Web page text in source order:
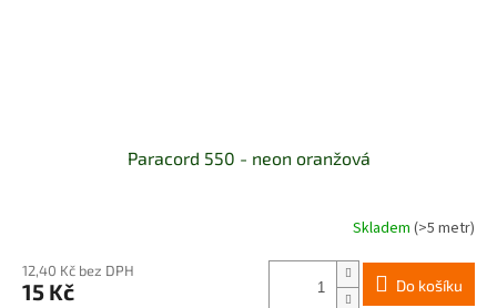
Paracord 550 - neon oranžová
Skladem (>5 metr)
12,40 Kč bez DPH
15 Kč Do košíku